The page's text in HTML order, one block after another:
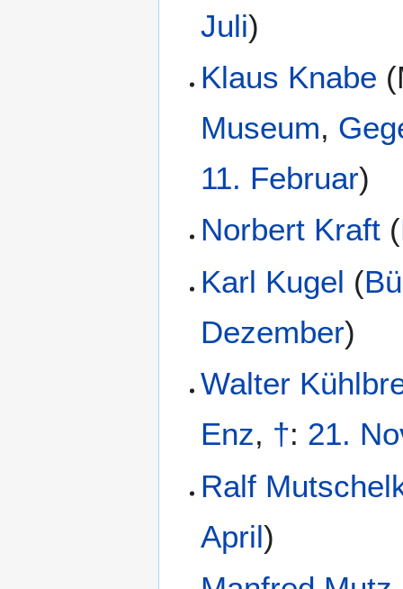
Juli)
Klaus Knabe (
Museum,
11. Februar)
Norbert Kraft (
Karl Kugel (
Dezember)
Walter
Enz, †: 21.
Ralf
April)